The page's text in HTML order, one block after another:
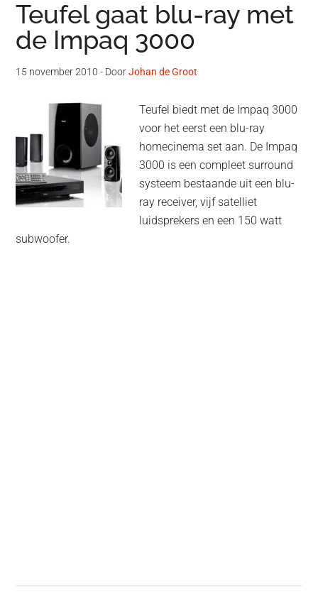
Teufel gaat blu-ray met
de Impaq 3000
15 november 2010 - DoorJohan de Groot
Teufel biedt met de Impaq 3000
voor het eerst een blu-ray
homecinema set aan. De Impaq
3000 is een compleet surround
systeem bestaande uit een blu-
ray receiver, vijf satelliet
luidsprekers en een 150 watt
subwoofer.